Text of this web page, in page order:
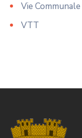
Vie Communale
VTT